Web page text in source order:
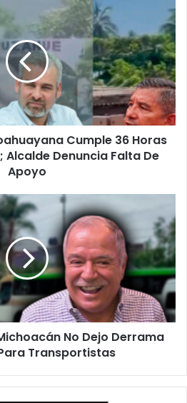
Cumple 36 Horas
Alcalde Denuncia Falta De
Apoyo
No Dejo Derrama
Transportistas